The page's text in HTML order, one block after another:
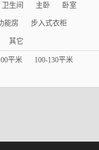
卫生间 主卧 卧室
能房 步入式衣柜
其它
平米 100-130平米